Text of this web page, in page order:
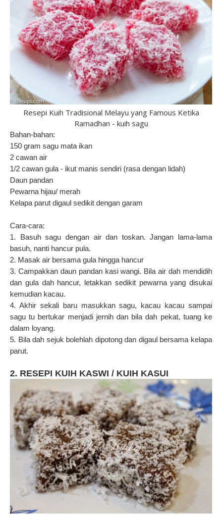
Resepi Kuih Tradisional Melayu yang Famous Ketika
Ramadhan - kuih sagu
Bahan-bahan:
150 gram sagu mata ikan
2 cawan air
1/2 cawan gula - ikut manis sendiri (rasa dengan lidah)
Daun pandan
Pewarna hijau/ merah
Kelapa parut digaul sedikit dengan garam
Cara-cara:
1. Basuh sagu dengan air dan toskan. Jangan lama-lama
basuh, nanti hancur pula.
2. Masak air bersama gula hingga hancur
3. Campakkan daun pandan kasi wangi. Bila air dah mendidih
dan gula dah hancur, letakkan sedikit pewarna yang disukai
kemudian kacau.
4. Akhir sekali baru masukkan sagu, kacau kacau sampai
sagu tu bertukar menjadi jernih dan bila dah pekat, tuang ke
dalam loyang.
5. Bila dah sejuk bolehlah dipotong dan digaul bersama kelapa
parut.
2. RESEPI KUIH KASWI / KUIH KASUI